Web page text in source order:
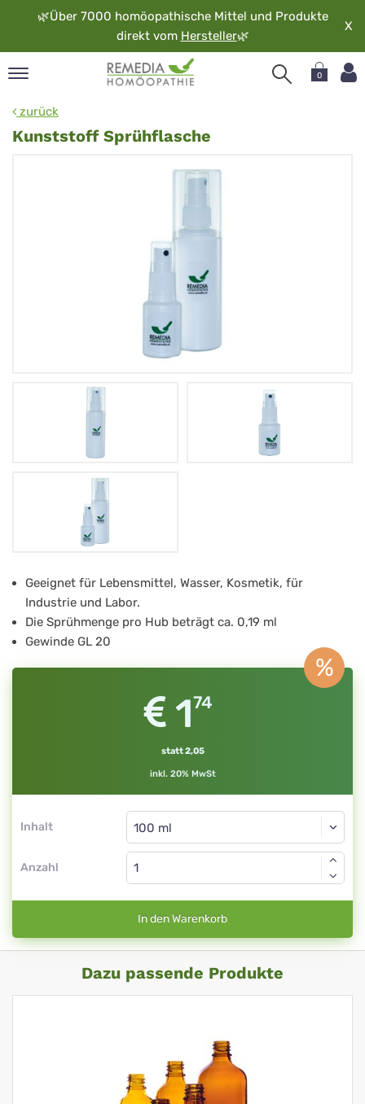
🌿Über 7000 homöopathische Mittel und Produkte
direkt vom Hersteller🌿
X
0
zurück
Kunststoff Sprühflasche
Kunststoff
Sprühflasche
weiß
Geeignet für Lebensmittel, Wasser, Kosmetik, für
Industrie und Labor.
Die Sprühmenge pro Hub beträgt ca. 0,19 ml
Gewinde GL 20
174
statt 2,05
inkl. 20% MwSt
Inhalt
Anzahl
In den Warenkorb
%
Dazu passende Produkte